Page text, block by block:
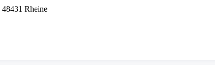
48431 Rheine